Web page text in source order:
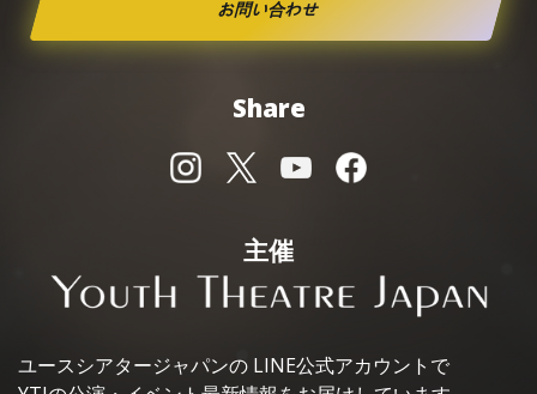
お問い合わせ
Share
主催
ユースシアタージャパンの LINE公式アカウントで